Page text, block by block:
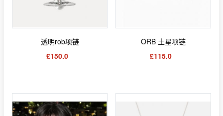
透明rob项链
£150.0
ORB 土星项链
£115.0